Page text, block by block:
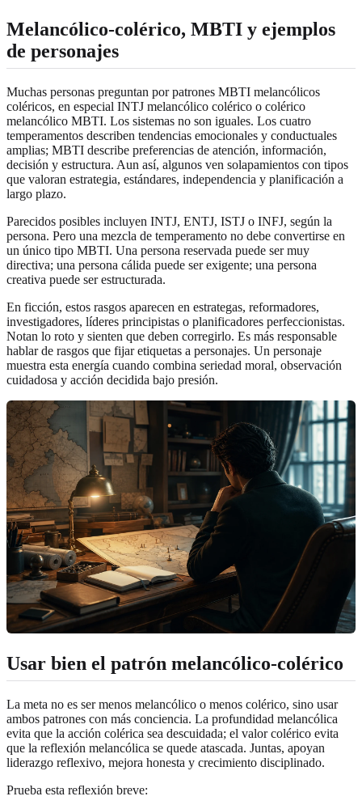
Melancólico-colérico, MBTI y ejemplos
de personajes
Muchas personas preguntan por patrones MBTI melancólicos
coléricos, en especial INTJ melancólico colérico o colérico
melancólico MBTI. Los sistemas no son iguales. Los cuatro
temperamentos describen tendencias emocionales y conductuales
amplias; MBTI describe preferencias de atención, información,
decisión y estructura. Aun así, algunos ven solapamientos con tipos
que valoran estrategia, estándares, independencia y planificación a
largo plazo.
Parecidos posibles incluyen INTJ, ENTJ, ISTJ o INFJ, según la
persona. Pero una mezcla de temperamento no debe convertirse en
un único tipo MBTI. Una persona reservada puede ser muy
directiva; una persona cálida puede ser exigente; una persona
creativa puede ser estructurada.
En ficción, estos rasgos aparecen en estrategas, reformadores,
investigadores, líderes principistas o planificadores perfeccionistas.
Notan lo roto y sienten que deben corregirlo. Es más responsable
hablar de rasgos que fijar etiquetas a personajes. Un personaje
muestra esta energía cuando combina seriedad moral, observación
cuidadosa y acción decidida bajo presión.
Usar bien el patrón melancólico-colérico
La meta no es ser menos melancólico o menos colérico, sino usar
ambos patrones con más conciencia. La profundidad melancólica
evita que la acción colérica sea descuidada; el valor colérico evita
que la reflexión melancólica se quede atascada. Juntas, apoyan
liderazgo reflexivo, mejora honesta y crecimiento disciplinado.
Prueba esta reflexión breve: